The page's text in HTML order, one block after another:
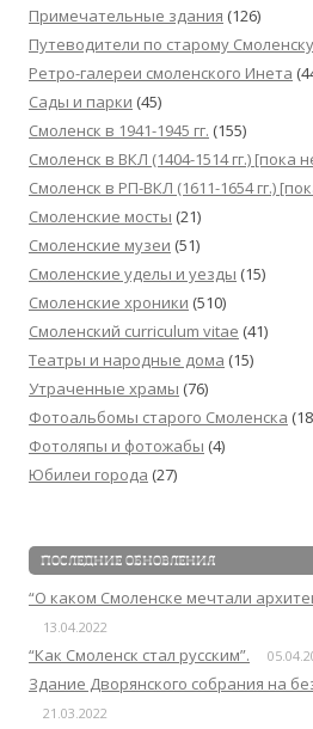
Примечательные здания (126)
Путеводители по старому Смоленску
Ретро-галереи смоленского Инета
Сады и парки (45)
Смоленск в 1941-1945 гг. (155)
Смоленск в ВКЛ (1404-1514 гг.) [пока
Смоленск в РП-ВКЛ (1611-1654 гг.)
Смоленские мосты (21)
Смоленские музеи (51)
Смоленские уделы и уезды (15)
Смоленские хроники (510)
Смоленский сurriculum vitae (41)
Театры и народные дома (15)
Утраченные храмы (76)
Фотоальбомы старого Смоленска
Фотоляпы и фотожабы (4)
Юбилеи города (27)
ПОСЛЕДНИЕ ОБНОВЛЕНИЯ
“О каком Смоленске мечтали
13.04.2022
“Как Смоленск стал русским”.
Здание Дворянского собрания на
21.03.2022